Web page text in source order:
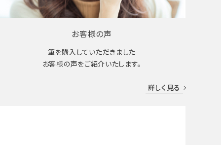
お客様の声
筆を購入していただきました
お客様の声をご紹介いたします。
詳しく見る